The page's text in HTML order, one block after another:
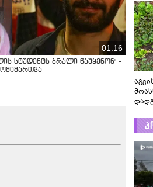
01:16
სტუდენტს ბრალი წაუყენონ" -